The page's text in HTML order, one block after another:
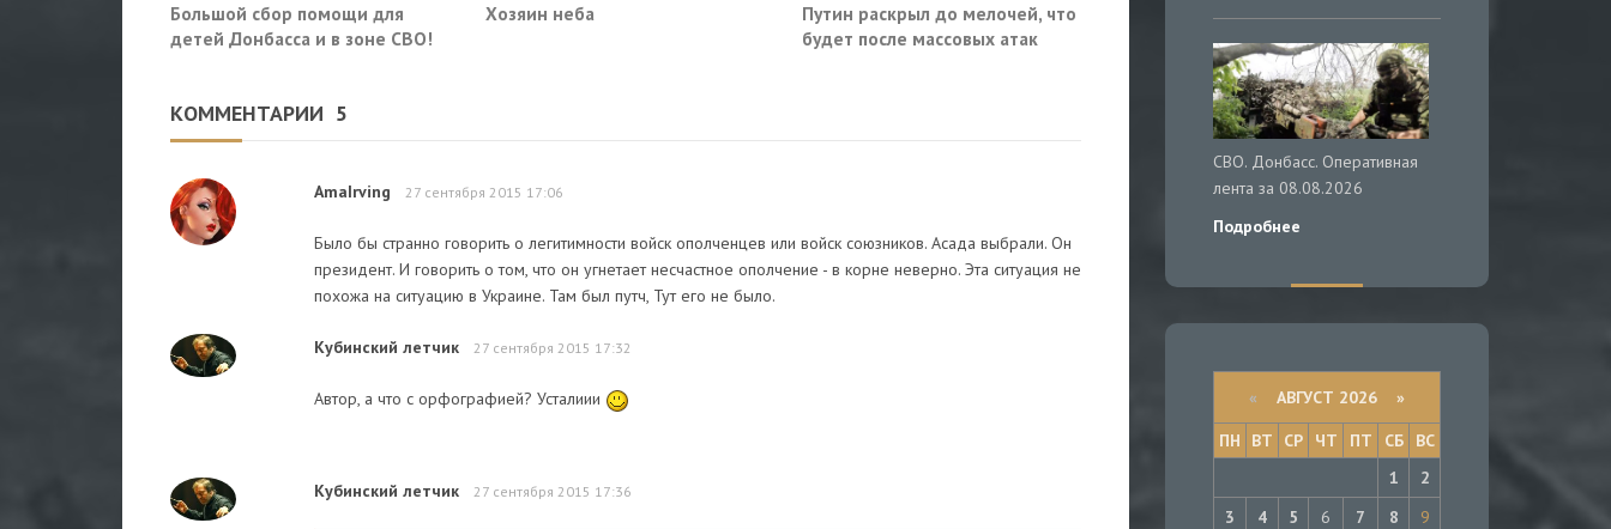
Большой сбор помощи для
детей Донбасса и в зоне СВО!
Хозяин неба
Путин раскрыл до мелочей, что
будет после массовых атак
КОММЕНТАРИИ 5
AmaIrving 27 сентября 2015 17:06
Было бы странно говорить о легитимности войск ополченцев или войск союзников. Асада выбрали. Он
президент. И говорить о том, что он угнетает несчастное ополчение - в корне неверно. Эта ситуация не
похожа на ситуацию в Украине. Там был путч, Тут его не было.
Кубинский летчик 27 сентября 2015 17:32
Автор, а что с орфографией? Усталиии
Кубинский летчик 27 сентября 2015 17:36
СВО. Донбасс. Оперативная
лента за 08.08.2026
Подробнее
« АВГУСТ 2026 »
ПН
ВТ СР ЧТ ПТ СБ
ВС
1
2
3
4 5 6 7 8
9